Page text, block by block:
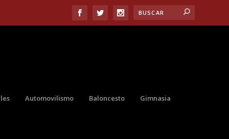
Automovilismo Baloncesto Gimnasia